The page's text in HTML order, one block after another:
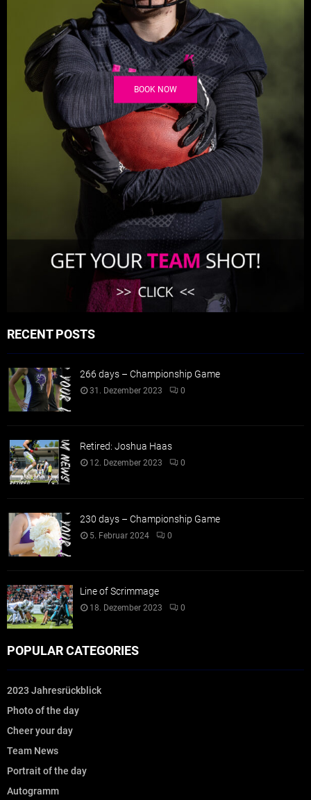
BOOK NOW
RECENT POSTS
266 days – Championship Game
31. Dezember 2023 0
Retired: Joshua Haas
12. Dezember 2023 0
230 days – Championship Game
5. Februar 2024 0
Line of Scrimmage
18. Dezember 2023 0
POPULAR CATEGORIES
2023 Jahresrückblick
Photo of the day
Cheer your day
Team News
Portrait of the day
Autogramm